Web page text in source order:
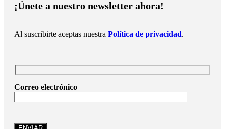
¡Únete a nuestro newsletter ahora!
Al suscribirte aceptas nuestra Política de privacidad.
Correo electrónico